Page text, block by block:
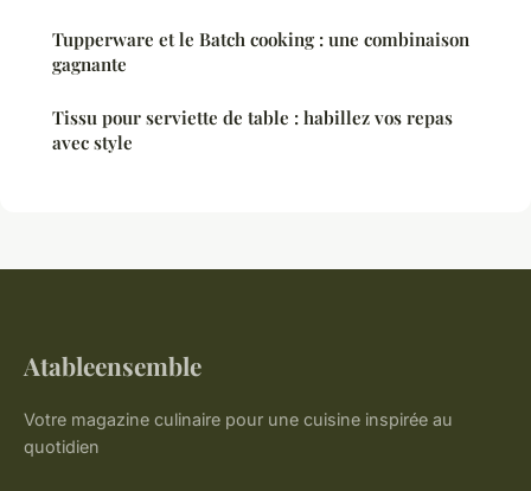
Tupperware et le Batch cooking : une combinaison
gagnante
Tissu pour serviette de table : habillez vos repas
avec style
Atableensemble
Votre magazine culinaire pour une cuisine inspirée au
quotidien